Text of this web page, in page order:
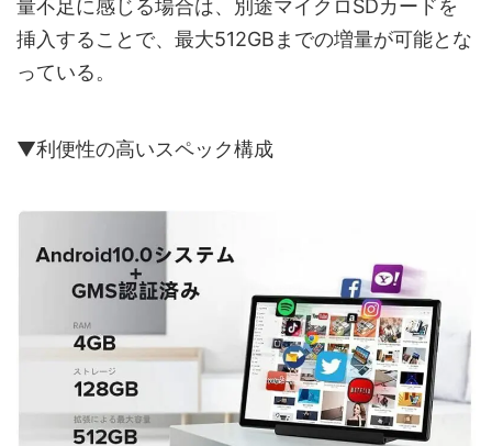
量不足に感じる場合は、別途マイクロSDカードを
挿入することで、最大512GBまでの増量が可能とな
っている。
▼利便性の高いスペック構成